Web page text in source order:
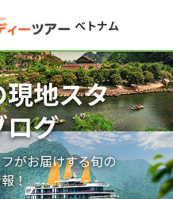
ベトナム
地スタ
ログ
がお届けする旬の
！